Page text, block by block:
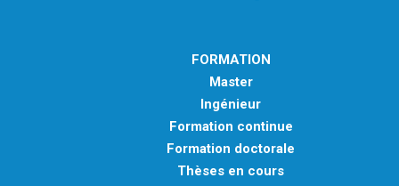
FORMATION
Master
Ingénieur
Formation continue
Formation doctorale
Thèses en cours